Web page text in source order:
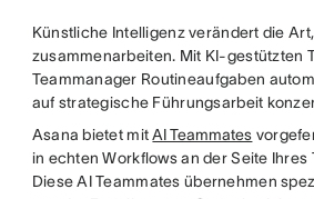
Künstliche Intelligenz verändert die
zusammenarbeiten. Mit KI-gestützten
Teammanager Routineaufgaben
auf strategische Führungsarbeit
Asana bietet mitAI Teammates
in echten Workflows an der Seite Ihres
Diese AI Teammates übernehmen